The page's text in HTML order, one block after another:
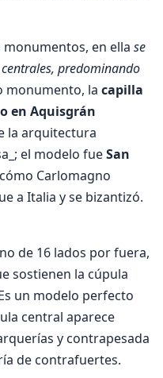
en ella se
predominando
monumento, la capilla
en Aquisgrán
la arquitectura
el modelo fueSan
cómo Carlomagno
a Italia y se bizantizó.
de 16 lados por fuera,
sostienen la cúpula
un modelo perfecto
central aparece
y contrapesada
de contrafuertes.